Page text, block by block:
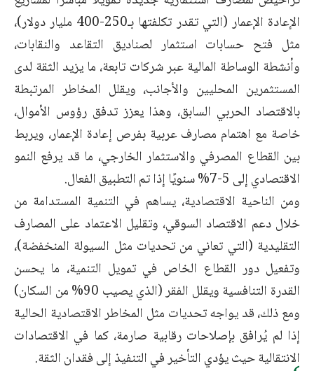
الإعادة الإعمار (التي تقدر تكلفتها بـ250-400 مليار دولار)،
مثل فتح حسابات استثمار لصناديق التقاعد والنقابات،
وأنشطة الوساطة المالية عبر شركات تابعة، ما يزيد الثقة لدى
المستثمرين المحليين والأجانب، ويقلل المخاطر المرتبطة
بالاقتصاد الحربي السابق، وهذا يعزز تدفق رؤوس الأموال،
خاصة مع اهتمام مصارف عربية بفرص إعادة الإعمار، ويربط
بين القطاع المصرفي والاستثمار الخارجي، ما قد يرفع النمو
الاقتصادي إلى 5-7% سنويًا إذا تم التطبيق الفعال.
ومن الناحية الاقتصادية، يساهم في التنمية المستدامة من
خلال دعم الاقتصاد السوقي، وتقليل الاعتماد على المصارف
التقليدية (التي تعاني من تحديات مثل السيولة المنخفضة)،
وتفعيل دور القطاع الخاص في تمويل التنمية، ما يحسن
القدرة التنافسية ويقلل الفقر (الذي يصيب 90% من السكان)
ومع ذلك، قد يواجه تحديات مثل المخاطر الاقتصادية الحالية
إذا لم يُرافق بإصلاحات رقابية صارمة، كما في الاقتصادات
الانتقالية حيث يؤدي التأخير في التنفيذ إلى فقدان الثقة.